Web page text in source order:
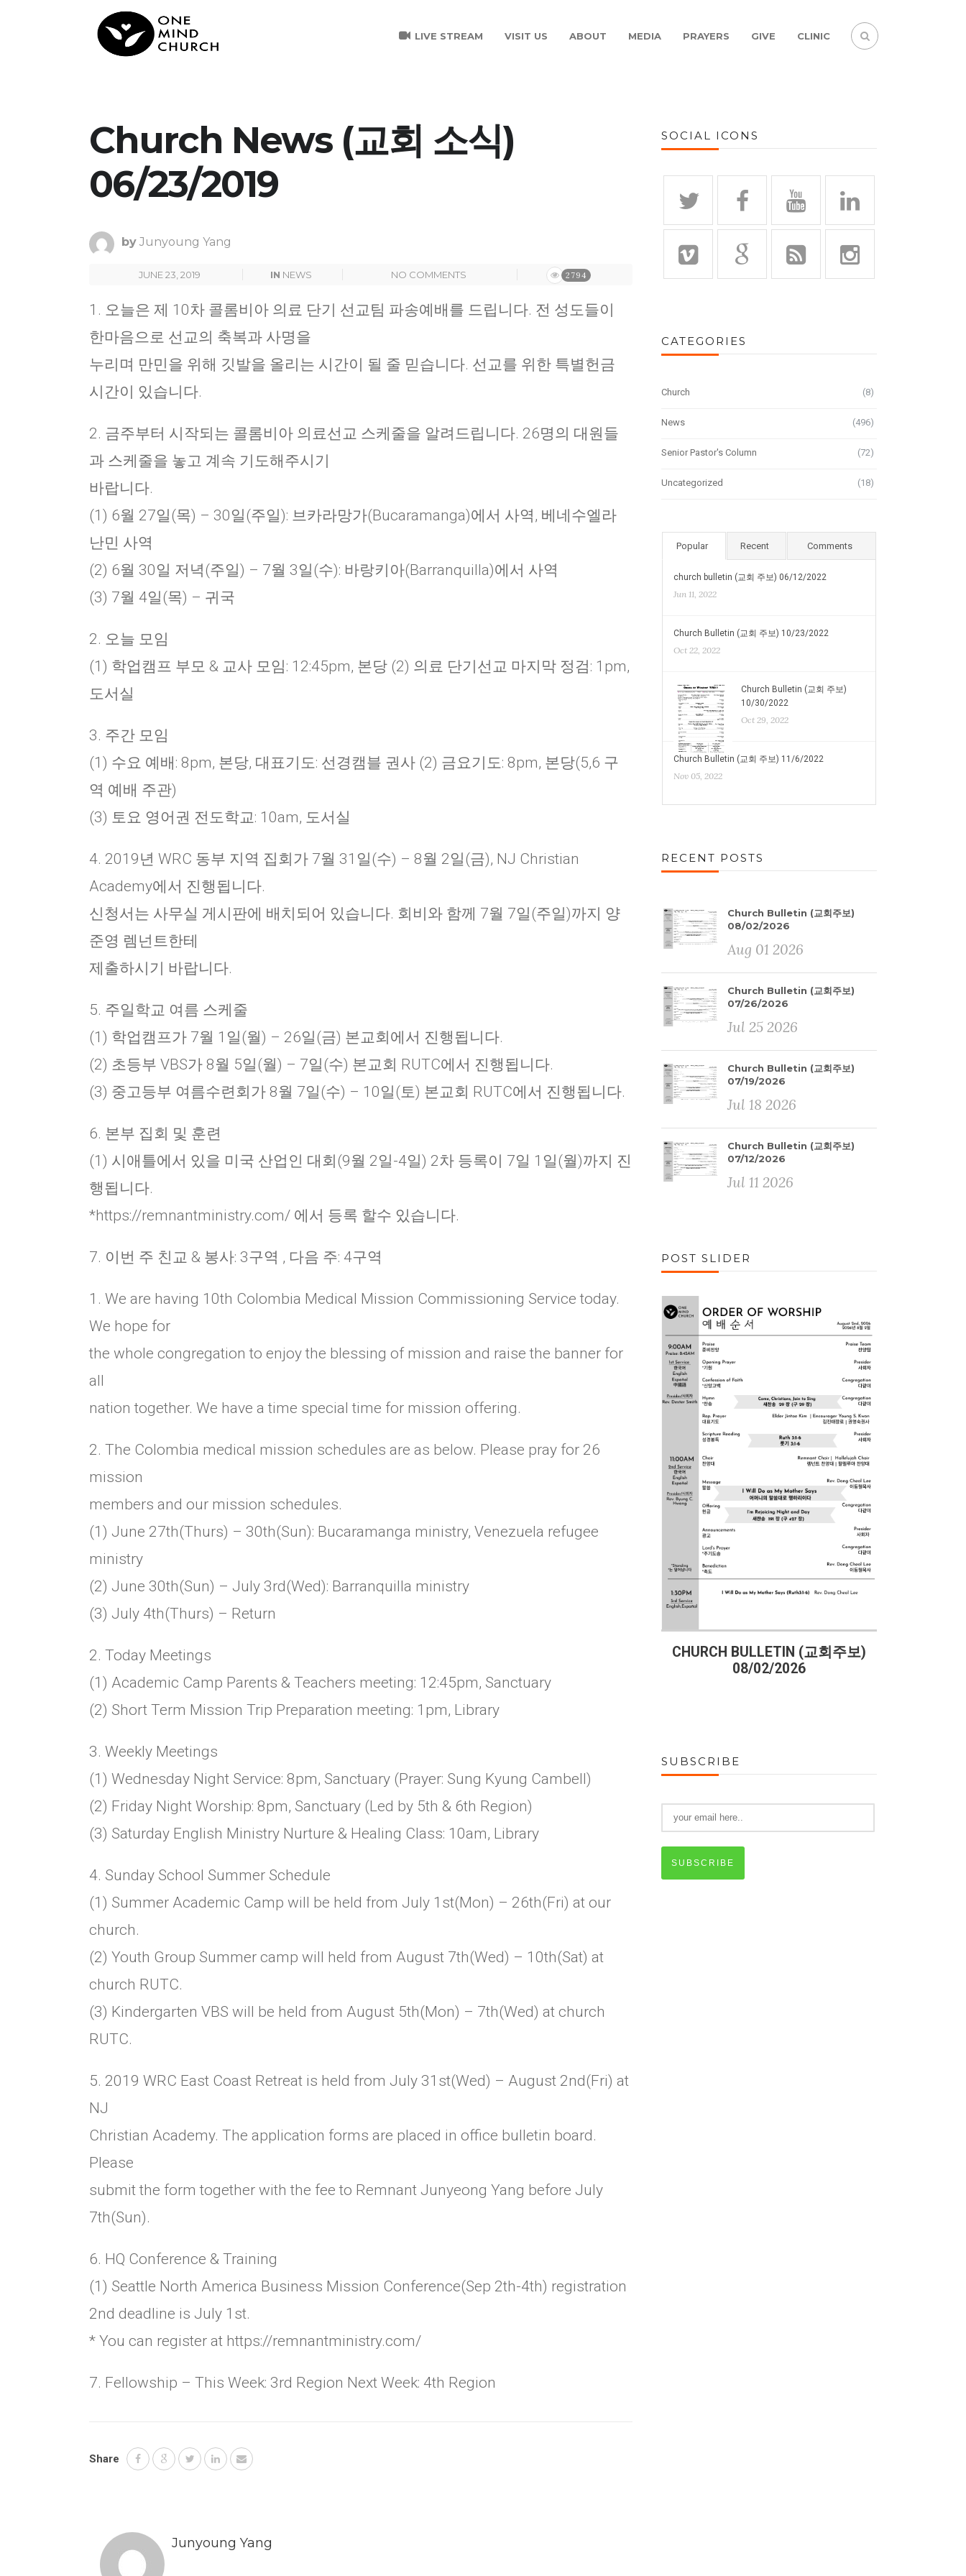
LIVE STREAM VISIT US ABOUT MEDIA PRAYERS GIVE CLINIC
Church News (교회 소식)
06/23/2019
by Junyoung Yang
JUNE 23, 2019 IN NEWS NO COMMENTS 2794
1. 오늘은 제 10차 콜롬비아 의료 단기 선교팀 파송예배를 드립니다. 전 성도들이
한마음으로 선교의 축복과 사명을
누리며 만민을 위해 깃발을 올리는 시간이 될 줄 믿습니다. 선교를 위한 특별헌금
시간이 있습니다.
2. 금주부터 시작되는 콜롬비아 의료선교 스케줄을 알려드립니다. 26명의 대원들
과 스케줄을 놓고 계속 기도해주시기
바랍니다.
(1) 6월 27일(목) – 30일(주일): 브카라망가(Bucaramanga)에서 사역, 베네수엘라
난민 사역
(2) 6월 30일 저녁(주일) – 7월 3일(수): 바랑키아(Barranquilla)에서 사역
(3) 7월 4일(목) – 귀국
2. 오늘 모임
(1) 학업캠프 부모 & 교사 모임: 12:45pm, 본당 (2) 의료 단기선교 마지막 정검: 1pm,
도서실
3. 주간 모임
(1) 수요 예배: 8pm, 본당, 대표기도: 선경캠블 권사 (2) 금요기도: 8pm, 본당(5,6 구
역 예배 주관)
(3) 토요 영어권 전도학교: 10am, 도서실
4. 2019년 WRC 동부 지역 집회가 7월 31일(수) – 8월 2일(금), NJ Christian
Academy에서 진행됩니다.
신청서는 사무실 게시판에 배치되어 있습니다. 회비와 함께 7월 7일(주일)까지 양
준영 렘넌트한테
제출하시기 바랍니다.
5. 주일학교 여름 스케줄
(1) 학업캠프가 7월 1일(월) – 26일(금) 본교회에서 진행됩니다.
(2) 초등부 VBS가 8월 5일(월) – 7일(수) 본교회 RUTC에서 진행됩니다.
(3) 중고등부 여름수련회가 8월 7일(수) – 10일(토) 본교회 RUTC에서 진행됩니다.
6. 본부 집회 및 훈련
(1) 시애틀에서 있을 미국 산업인 대회(9월 2일-4일) 2차 등록이 7일 1일(월)까지 진
행됩니다.
*https://remnantministry.com/ 에서 등록 할수 있습니다.
7. 이번 주 친교 & 봉사: 3구역 , 다음 주: 4구역
1. We are having 10th Colombia Medical Mission Commissioning Service today.
We hope for
the whole congregation to enjoy the blessing of mission and raise the banner for
all
nation together. We have a time special time for mission offering.
2. The Colombia medical mission schedules are as below. Please pray for 26
mission
members and our mission schedules.
(1) June 27th(Thurs) – 30th(Sun): Bucaramanga ministry, Venezuela refugee
ministry
(2) June 30th(Sun) – July 3rd(Wed): Barranquilla ministry
(3) July 4th(Thurs) – Return
2. Today Meetings
(1) Academic Camp Parents & Teachers meeting: 12:45pm, Sanctuary
(2) Short Term Mission Trip Preparation meeting: 1pm, Library
3. Weekly Meetings
(1) Wednesday Night Service: 8pm, Sanctuary (Prayer: Sung Kyung Cambell)
(2) Friday Night Worship: 8pm, Sanctuary (Led by 5th & 6th Region)
(3) Saturday English Ministry Nurture & Healing Class: 10am, Library
4. Sunday School Summer Schedule
(1) Summer Academic Camp will be held from July 1st(Mon) – 26th(Fri) at our
church.
(2) Youth Group Summer camp will held from August 7th(Wed) – 10th(Sat) at
church RUTC.
(3) Kindergarten VBS will be held from August 5th(Mon) – 7th(Wed) at church
RUTC.
5. 2019 WRC East Coast Retreat is held from July 31st(Wed) – August 2nd(Fri) at
NJ
Christian Academy. The application forms are placed in office bulletin board.
Please
submit the form together with the fee to Remnant Junyeong Yang before July
7th(Sun).
6. HQ Conference & Training
(1) Seattle North America Business Mission Conference(Sep 2th-4th) registration
2nd deadline is July 1st.
* You can register at https://remnantministry.com/
7. Fellowship – This Week: 3rd Region Next Week: 4th Region
Share
Junyoung Yang
SOCIAL ICONS
CATEGORIES
Church (8)
News (496)
Senior Pastor's Column (72)
Uncategorized (18)
Popular Recent Comments
church bulletin (교회 주보) 06/12/2022
Jun 11, 2022
Church Bulletin (교회 주보) 10/23/2022
Oct 22, 2022
Church Bulletin (교회 주보)
10/30/2022
Oct 29, 2022
Church Bulletin (교회 주보) 11/6/2022
Nov 05, 2022
RECENT POSTS
Church Bulletin (교회주보)
08/02/2026
Aug 01 2026
Church Bulletin (교회주보)
07/26/2026
Jul 25 2026
Church Bulletin (교회주보)
07/19/2026
Jul 18 2026
Church Bulletin (교회주보)
07/12/2026
Jul 11 2026
POST SLIDER
CHURCH BULLETIN (교회주보)
08/02/2026
SUBSCRIBE
SUBSCRIBE